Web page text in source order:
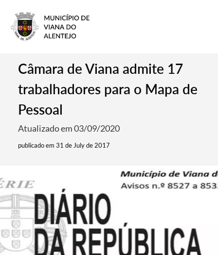
Câmara de Viana admite 17
trabalhadores para o Mapa de
Pessoal
Atualizado em 03/09/2020
publicado em 31 de July de 2017